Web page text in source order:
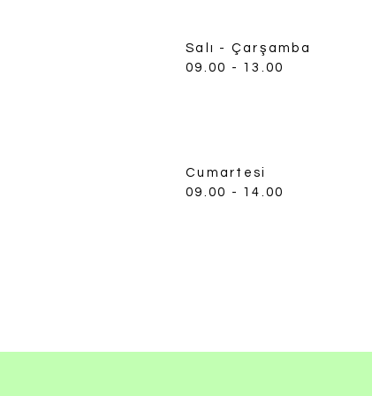
Salı - Çarşamba
​09.00 - 13.00
Cumartesi
​09.00 - 14.00